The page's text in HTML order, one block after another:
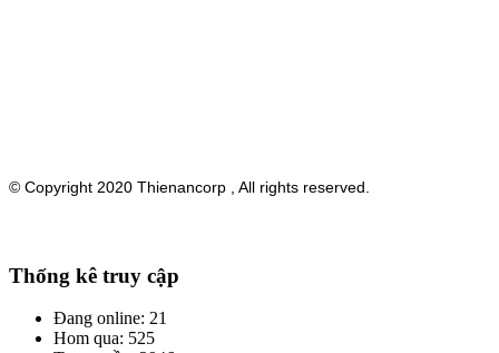
© Copyright 2020 Thienancorp , All rights reserved.
Thống kê truy cập
Đang online: 21
Hom qua: 525